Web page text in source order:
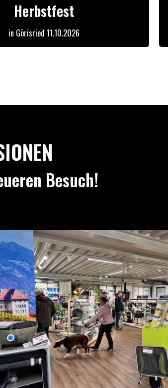
Herbstfest
in Görisried 11.10.2026
Besuch!